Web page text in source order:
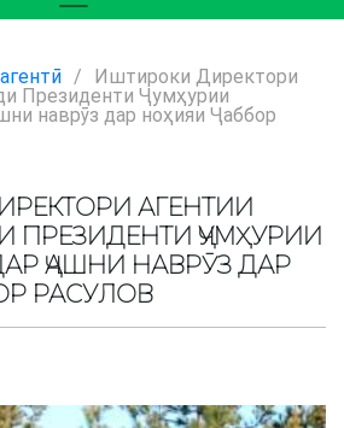
/
Иштироки Директори
Президенти Ҷумҳурии
наврӯз дар ноҳияи Ҷаббор
АГЕНТИИ
ҶУМҲУРИИ
ҶАШНИ НАВРӮЗ ДАР
РАСУЛОВ